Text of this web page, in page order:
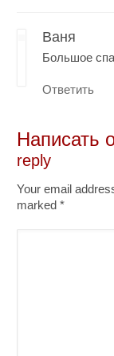
Ваня
Большое
Ответить
Написать
reply
Your email
marked*